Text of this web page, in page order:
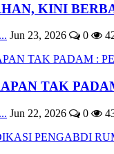
KINI
Jun 23, 2026 0
TAK
Jun 22, 2026 0